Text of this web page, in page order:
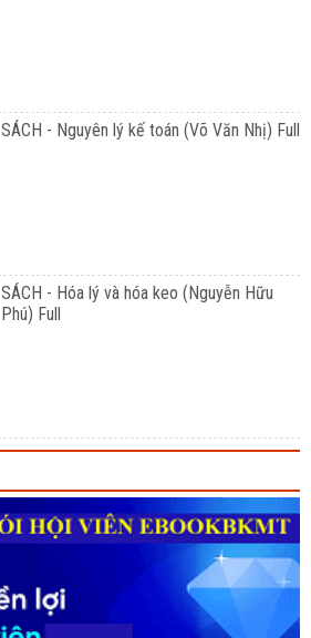
SÁCH - Nguyên lý kế toán (Võ Văn Nhị) Full
SÁCH - Hóa lý và hóa keo (Nguyễn Hữu
Phú) Full